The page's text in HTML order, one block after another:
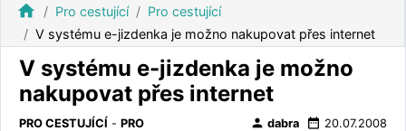
home Pro cestující
Pro cestující
V systému e-jizdenka je možno nakupovat přes internet
V systému e-jizdenka je možno
nakupovat přes internet
PRO CESTUJÍCÍ - PRO
person dabra date_range 20.07.2008